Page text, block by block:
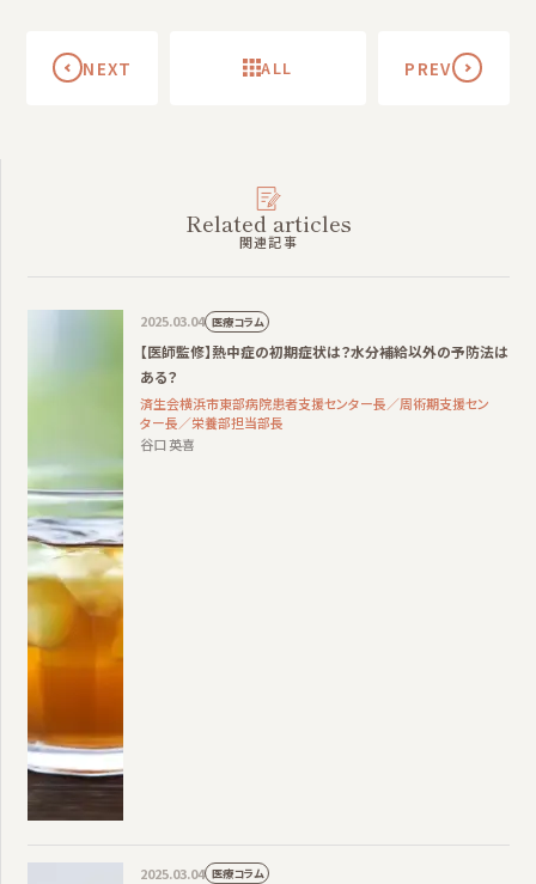
NEXT ALL PREV
Related articles
関連記事
2025.03.04 医療コラム
【医師監修】熱中症の初期症状は？水分補給以外の予防法は
ある？
済生会横浜市東部病院患者支援センター長／周術期支援セン
ター長／栄養部担当部長
谷口 英喜
2025.03.04 医療コラム